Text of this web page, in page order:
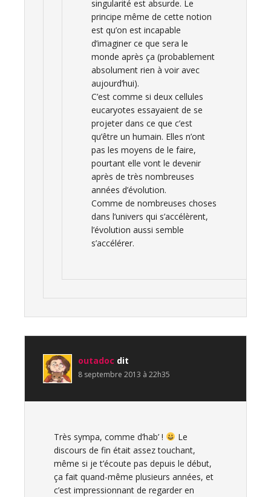
singularité est absurde. Le
principe même de cette notion
est qu’on est incapable
d’imaginer ce que sera le
monde après ça (probablement
absolument rien à voir avec
aujourd’hui).
C’est comme si deux cellules
eucaryotes essayaient de se
projeter dans ce que c’est
qu’être un humain. Elles n’ont
pas les moyens de le faire,
pourtant elle vont le devenir
après de très nombreuses
années d’évolution.
Comme de nombreuses choses
dans l’univers qui s’accélèrent,
l’évolution aussi semble
s’accélérer.
outadoc dit
8 septembre 2013 à 22h35
Très sympa, comme d’hab’ !
Le
discours de fin était assez touchant,
même si je t’écoute pas depuis le début,
ça fait quand-même plusieurs années, et
c’est impressionnant de regarder en